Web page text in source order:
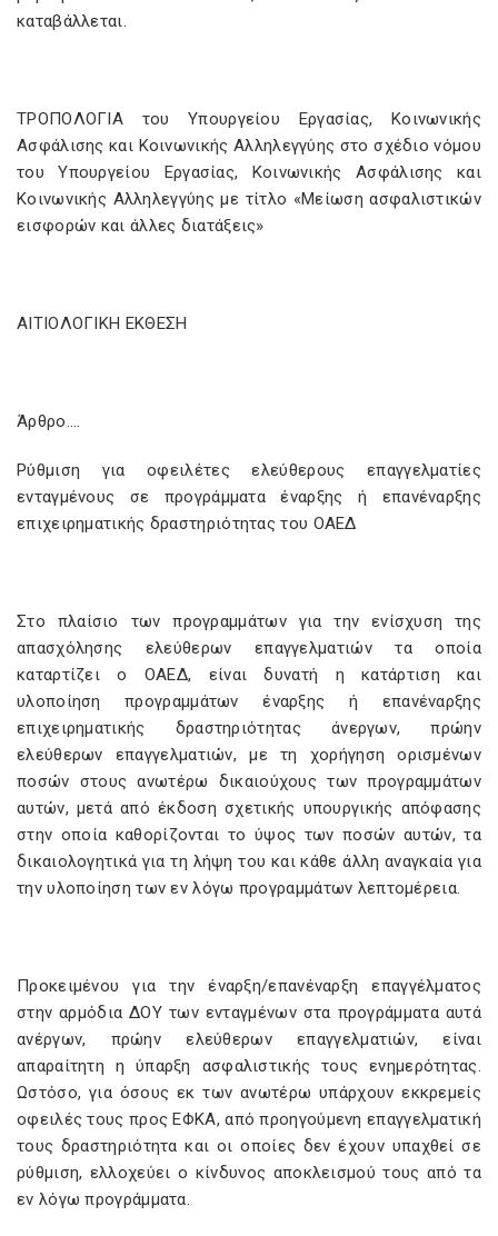
καταβάλλεται.
ΤΡΟΠΟΛΟΓΙΑ του Υπουργείου Εργασίας, Κοινωνικής
Ασφάλισης και Κοινωνικής Αλληλεγγύης στο σχέδιο νόμου
του Υπουργείου Εργασίας, Κοινωνικής Ασφάλισης και
Κοινωνικής Αλληλεγγύης με τίτλο «Μείωση ασφαλιστικών
εισφορών και άλλες διατάξεις»
ΑΙΤΙΟΛΟΓΙΚΗ ΕΚΘΕΣΗ
Άρθρο….
Ρύθμιση για οφειλέτες ελεύθερους επαγγελματίες
ενταγμένους σε προγράμματα έναρξης ή επανέναρξης
επιχειρηματικής δραστηριότητας του ΟΑΕΔ
Στο πλαίσιο των προγραμμάτων για την ενίσχυση της
απασχόλησης ελεύθερων επαγγελματιών τα οποία
καταρτίζει ο ΟΑΕΔ, είναι δυνατή η κατάρτιση και
υλοποίηση προγραμμάτων έναρξης ή επανέναρξης
επιχειρηματικής δραστηριότητας άνεργων, πρώην
ελεύθερων επαγγελματιών, με τη χορήγηση ορισμένων
ποσών στους ανωτέρω δικαιούχους των προγραμμάτων
αυτών, μετά από έκδοση σχετικής υπουργικής απόφασης
στην οποία καθορίζονται το ύψος των ποσών αυτών, τα
δικαιολογητικά για τη λήψη του και κάθε άλλη αναγκαία για
την υλοποίηση των εν λόγω προγραμμάτων λεπτομέρεια.
Προκειμένου για την έναρξη/επανέναρξη επαγγέλματος
στην αρμόδια ΔΟΥ των ενταγμένων στα προγράμματα αυτά
ανέργων, πρώην ελεύθερων επαγγελματιών, είναι
απαραίτητη η ύπαρξη ασφαλιστικής τους ενημερότητας.
Ωστόσο, για όσους εκ των ανωτέρω υπάρχουν εκκρεμείς
οφειλές τους προς ΕΦΚΑ, από προηγούμενη επαγγελματική
τους δραστηριότητα και οι οποίες δεν έχουν υπαχθεί σε
ρύθμιση, ελλοχεύει ο κίνδυνος αποκλεισμού τους από τα
εν λόγω προγράμματα.